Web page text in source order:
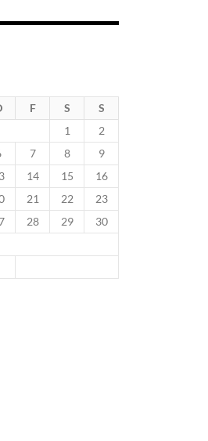
F S S
1
2
7 8
9
14 15
16
21 22
23
28 29
30